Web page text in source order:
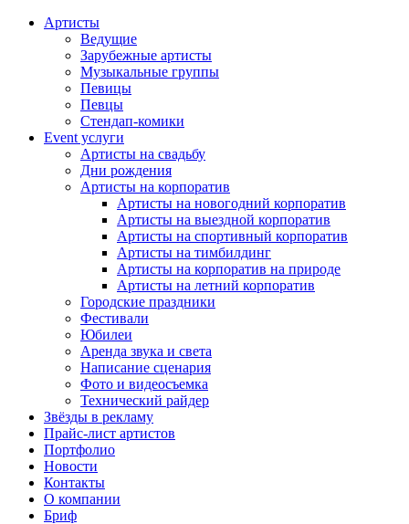
Артисты
Ведущие
Зарубежные артисты
Музыкальные группы
Певицы
Певцы
Стендап-комики
Event услуги
Артисты на свадьбу
Дни рождения
Артисты на корпоратив
Артисты на новогодний корпоратив
Артисты на выездной корпоратив
Артисты на спортивный корпоратив
Артисты на тимбилдинг
Артисты на корпоратив на природе
Артисты на летний корпоратив
Городские праздники
Фестивали
Юбилеи
Аренда звука и света
Написание сценария
Фото и видеосъемка
Технический райдер
Звёзды в рекламу
Прайс-лист артистов
Портфолио
Новости
Контакты
О компании
Бриф